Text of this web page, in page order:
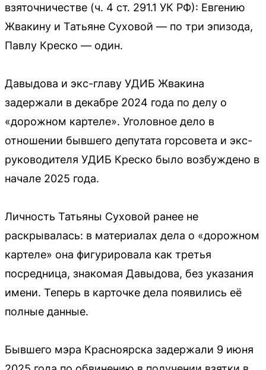
взяточничестве (ч. 4 ст. 291.1 УК РФ): Евгению
Жвакину и Татьяне Суховой — по три эпизода,
Павлу Креско — один.
Давыдова и экс-главу УДИБ Жвакина
задержали в декабре 2024 года по делу о
«дорожном картеле». Уголовное дело в
отношении бывшего депутата горсовета и экс-
руководителя УДИБ Креско было возбуждено в
начале 2025 года.
Личность Татьяны Суховой ранее не
раскрывалась: в материалах дела о «дорожном
картеле» она фигурировала как третья
посредница, знакомая Давыдова, без указания
имени. Теперь в карточке дела появились её
полные данные.
Бывшего мэра Красноярска задержали 9 июня